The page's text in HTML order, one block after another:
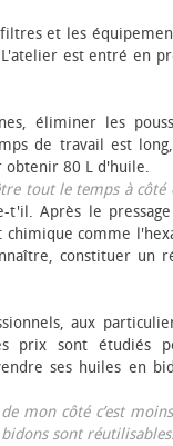
et les
est entré en
éliminer les
de travail est
obtenir 80 L d'huile.
tout le temps à côté
t'il. Après le
comme
constituer un
aux
prix sont étudiés
ses huiles en
mon côté c’est
sont